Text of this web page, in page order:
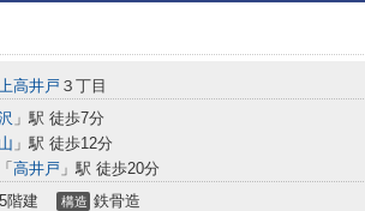
高井戸 ３丁目
」駅 徒歩7分
」駅 徒歩12分
「 高井戸 」駅 徒歩20分
5階建 構造 鉄骨造